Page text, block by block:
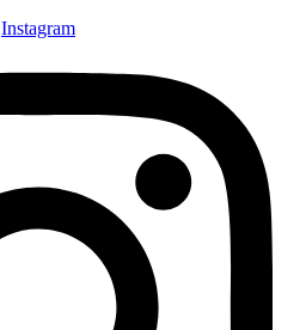
Instagram